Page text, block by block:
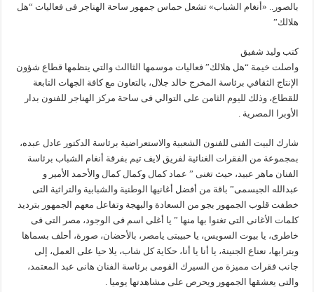
بالصور.. «أنغام الشباب» تشعل حماس جمهور ساحة الهناجر فى فعاليات “هل
هلالك”
كتب وليد شفيق
واصلت خيمة “هل هلالك” فعاليات موسمها الثاالث والتي ينظمها قطاع شؤون
الإنتاج الثقافي برئاسة المخرج خالد جلال، بالتعاون مع كافة الجهات التابعة
للقطاع، وذلك لليوم الثامن على التوالي فى ساحة مركز الهناجر للفنون بدار
الأوبرا المصرية .
شارك البيت الفنى للفنون الشعبية والاستعراضية برئاسة الدكتور عادل عبده،
بمجموعة من الفقرات الغنائية لفريق لايف تيم بفرقة أنغام الشباب برئاسة
الفنان ماهر عبيد، حيث تغنى ” عماد كمال وكمال كمال والأحمد الأمير و
عبدالله الجيسمى” باقة من أفضل أغانيها الوطنية والشبابية والتراثية التى
خطفت قلوب الجمهور بجو من السعادة والبهجة وتفاعل معهم الجمهور بترديد
كلمات الأغانى التى تغنوا بها منها ” يا أغلى اسم فى الوجود، مصر التى فى
خاطرى، يا بيوت السويس، يا حبيبتى يامصر، بالأحضان، صورة، أحلف بسماها
وبترابها، نعناع الجنينة، يا أنا يا أنا، حكاية كل شاب، يلا حيا على العمل، إلى
جانب فقرات مميزة من السيرك القومى برئاسة الفنان هانى عبد المعتمد،
والتى يعشقها الجمهور ويحرص على مشاهدتها يوميا .